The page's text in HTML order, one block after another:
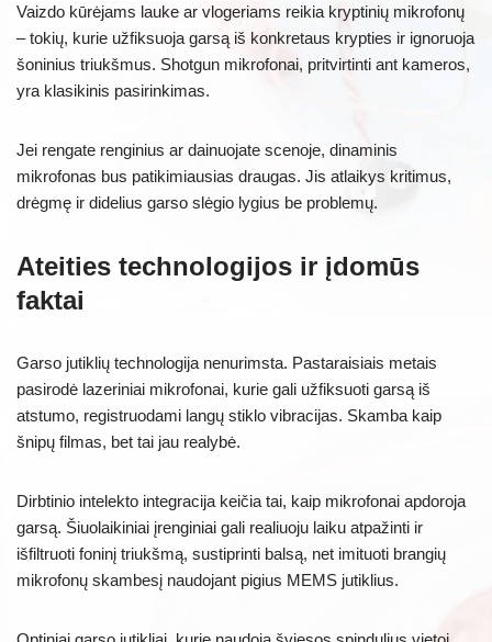
Vaizdo kūrėjams lauke ar vlogeriams reikia kryptinių mikrofonų
– tokių, kurie užfiksuoja garsą iš konkretaus krypties ir ignoruoja
šoninius triukšmus. Shotgun mikrofonai, pritvirtinti ant kameros,
yra klasikinis pasirinkimas.
Jei rengate renginius ar dainuojate scenoje, dinaminis
mikrofonas bus patikimiausias draugas. Jis atlaikys kritimus,
drėgmę ir didelius garso slėgio lygius be problemų.
Ateities technologijos ir įdomūs
faktai
Garso jutiklių technologija nenurimsta. Pastaraisiais metais
pasirodė lazeriniai mikrofonai, kurie gali užfiksuoti garsą iš
atstumo, registruodami langų stiklo vibracijas. Skamba kaip
šnipų filmas, bet tai jau realybė.
Dirbtinio intelekto integracija keičia tai, kaip mikrofonai apdoroja
garsą. Šiuolaikiniai įrenginiai gali realiuoju laiku atpažinti ir
išfiltruoti foninį triukšmą, sustiprinti balsą, net imituoti brangių
mikrofonų skambesį naudojant pigius MEMS jutiklius.